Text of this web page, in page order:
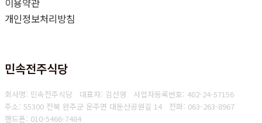
이용약관
개인정보처리방침
민속전주식당
회사명: 민속전주식당 대표자: 김선영 사업자등록번호: 402-24-57156
주소: 55300 전북 완주군 운주면 대둔산공원길 14 전화: 063-263-8967
핸드폰: 010-5466-7484